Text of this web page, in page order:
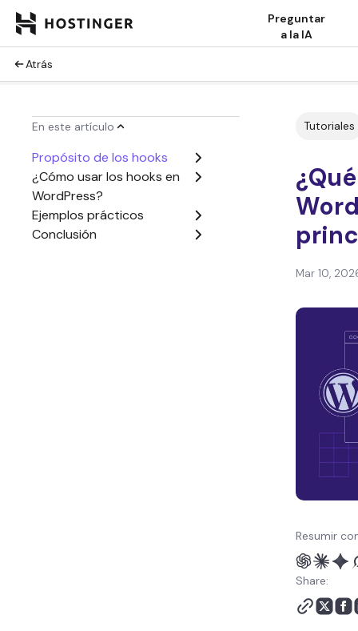
Preguntar
a la IA
Atrás
En este artículo
Propósito de los hooks
¿Cómo usar los hooks en
WordPress?
Ejemplos prácticos
Conclusión
Tutoriales
Mar 10,
Resumir
Share: